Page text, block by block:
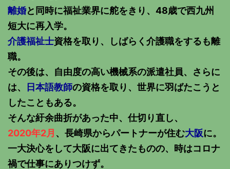
離婚と同時に福祉業界に舵をきり、48歳で西九州
短大に再入学。
介護福祉士資格を取り、しばらく介護職をするも離
職。
その後は、自由度の高い機械系の派遣社員、さらに
は、
日本語教師の資格を取り、世界に羽ばたこうと
したこともある。
そんな紆余曲折があった中、仕切り直し、
2020年2月 、長崎県からパートナーが住む大阪に。
一大決心をして大阪に出てきたものの、時はコロナ
禍で仕事にありつけず。